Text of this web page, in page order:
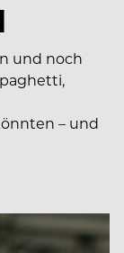
und noch
– und